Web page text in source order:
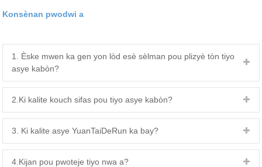
Konsènan pwodwi a
1. Èske mwen ka gen yon lòd esè sèlman pou plizyè tòn tiyo
asye kabòn?
2.Ki kalite kouch sifas pou tiyo asye kabòn?
3. Ki kalite asye YuanTaiDeRun ka bay?
4.Kijan pou pwoteje tiyo nwa a?